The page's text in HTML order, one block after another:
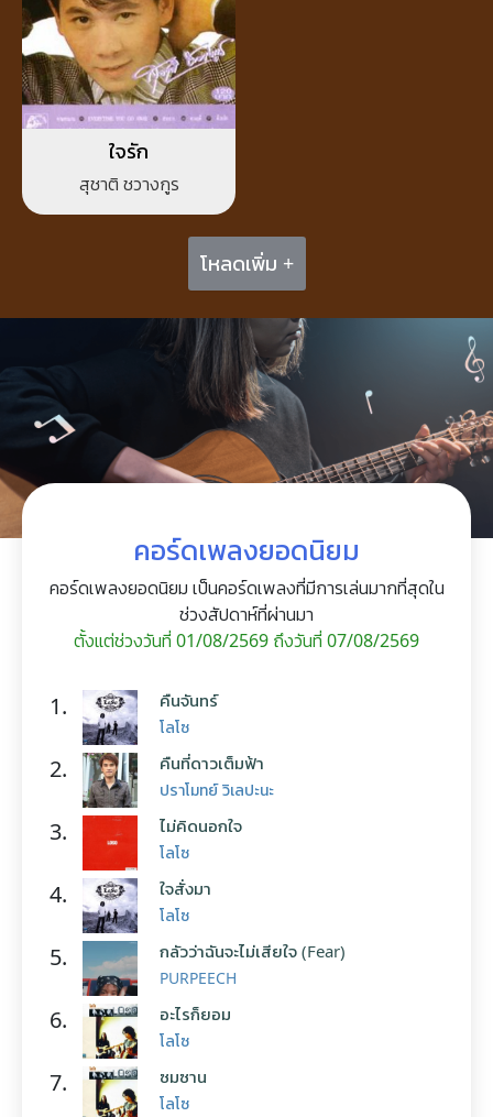
ใจรัก
สุชาติ ชวางกูร
โหลดเพิ่ม +
คอร์ดเพลงยอดนิยม
คอร์ดเพลงยอดนิยม เป็นคอร์ดเพลงที่มีการเล่นมากที่สุดใน
ช่วงสัปดาห์ที่ผ่านมา
ตั้งแต่ช่วงวันที่ 01/08/2569 ถึงวันที่ 07/08/2569
1. คืนจันทร์
โลโซ
2. คืนที่ดาวเต็มฟ้า
ปราโมทย์ วิเลปะนะ
3. ไม่คิดนอกใจ
โลโซ
4. ใจสั่งมา
โลโซ
5. กลัวว่าฉันจะไม่เสียใจ (Fear)
PURPEECH
6. อะไรก็ยอม
โลโซ
7. ซมซาน
โลโซ